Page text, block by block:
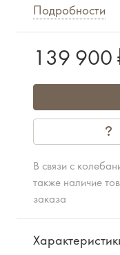
Подробности
139 900
В связи с
также наличие
заказа